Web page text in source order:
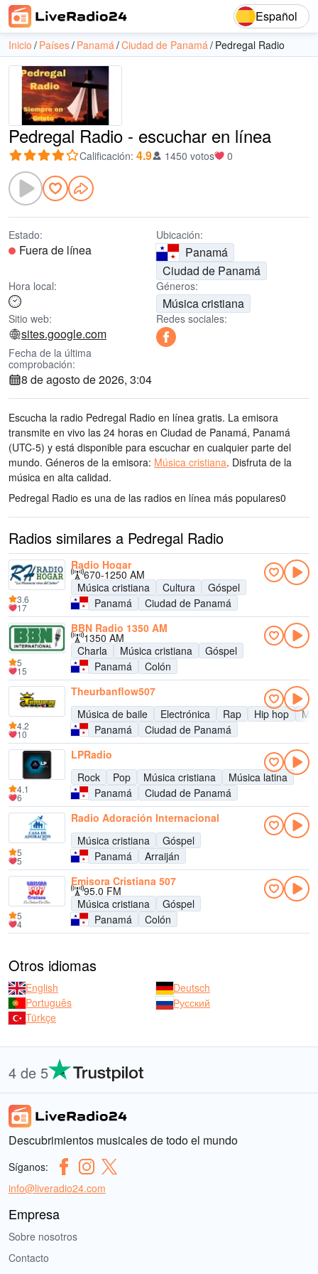
Español
Inicio Países Panamá Ciudad de Panamá Pedregal Radio
Pedregal Radio - escuchar en línea
Calificación: 4.9 1450 votos 0
Estado:
Fuera de línea
Ubicación:
Panamá
Ciudad de Panamá
Hora local: Géneros:
Música cristiana
Sitio web:
sites.google.com
Redes sociales:
Fecha de la última
comprobación:
8 de agosto de 2026, 3:04
Escucha la radio Pedregal Radio en línea gratis. La emisora
transmite en vivo las 24 horas en Ciudad de Panamá, Panamá
(UTC-5) y está disponible para escuchar en cualquier parte del
mundo. Géneros de la emisora: Música cristiana. Disfruta de la
música en alta calidad.
Pedregal Radio es una de las radios en línea más populares0
Radios similares a Pedregal Radio
Radio Hogar
670-1250 AM
Música cristiana
Cultura
Góspel
Panamá
Ciudad de Panamá
3.6
17
BBN Radio 1350 AM
1350 AM
Charla
Música cristiana
Góspel
Panamá
Colón
5
15
Theurbanflow507
Música de baile
Electrónica Rap Hip hop
Panamá
Ciudad de Panamá
4.2
10
LPRadio
Rock
Pop Música cristiana
Música latina
Panamá
Ciudad de Panamá
4.1
6
Radio Adoración Internacional
Música cristiana
Góspel
Panamá
Arraiján
5
5
Emisora Cristiana 507
95.0 FM
Música cristiana
Góspel
Panamá
Colón
5
4
Otros idiomas
English
Deutsch
Português
Русский
Türkçe
4 de 5
Descubrimientos musicales de todo el mundo
Síganos:
info@liveradio24.com
Empresa
Sobre nosotros
Contacto